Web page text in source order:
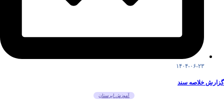
۱۴۰۴-۰۶-۲۳
گزارش خلاصه سند
آموزش ابرستان